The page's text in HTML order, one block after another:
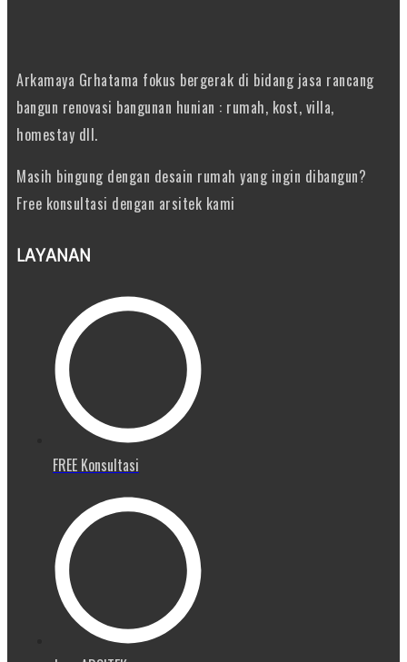
Arkamaya Grhatama fokus bergerak di bidang jasa rancang
bangun renovasi bangunan hunian : rumah, kost, villa,
homestay dll.
Masih bingung dengan desain rumah yang ingin dibangun?
Free konsultasi dengan arsitek kami
LAYANAN
FREE Konsultasi